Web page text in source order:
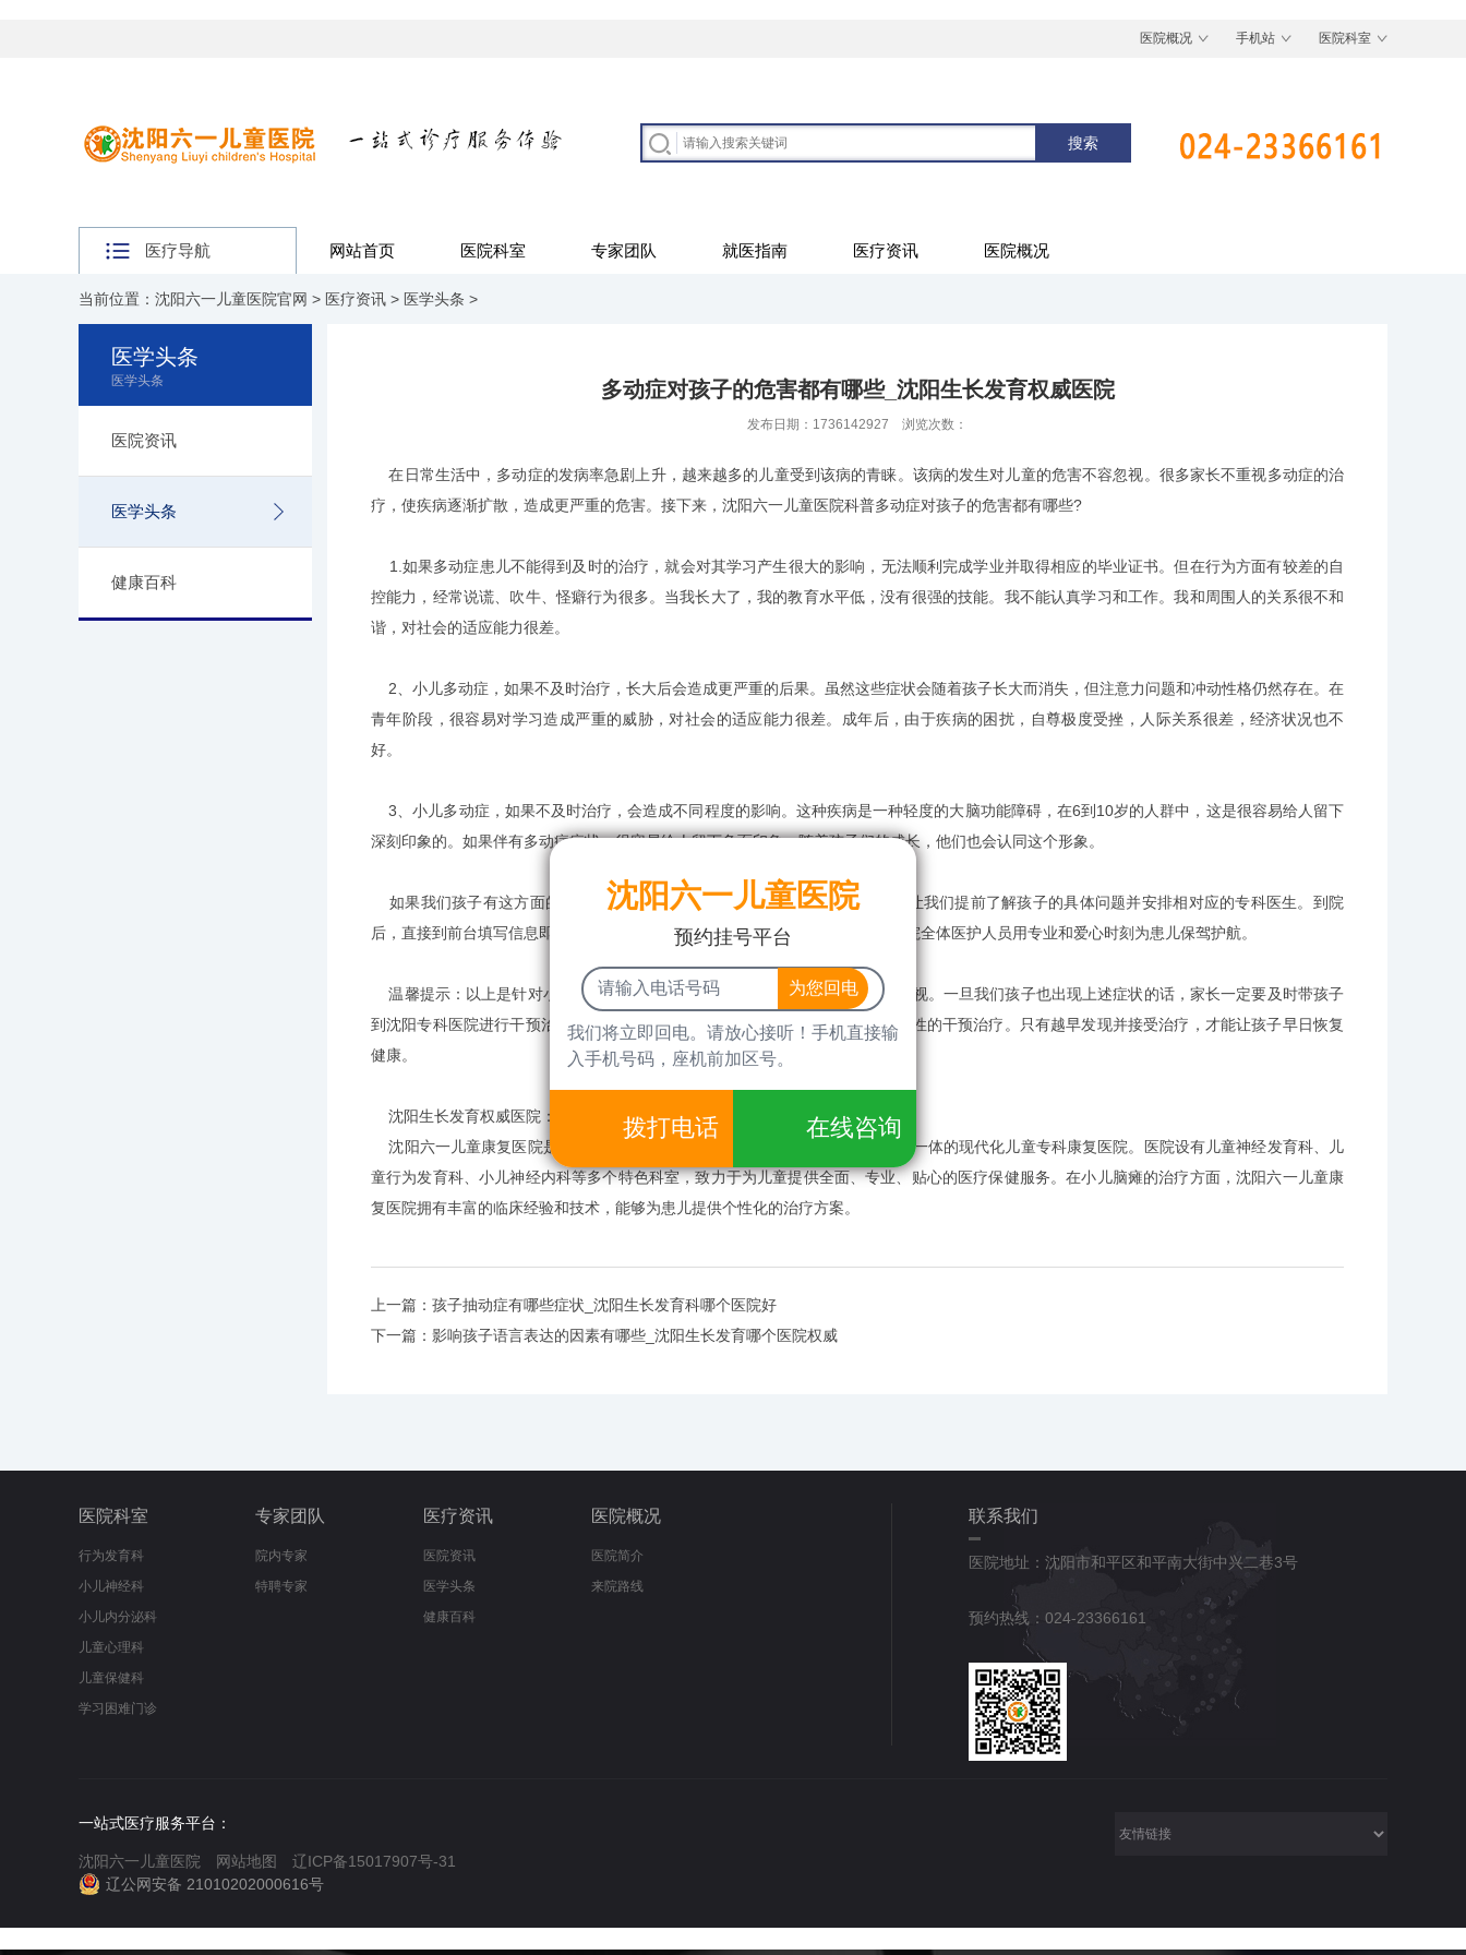
医院概况 手机站 医院科室
医疗导航 网站首页 医院科室 专家团队 就医指南 医疗资讯 医院概况
当前位置： 沈阳六一儿童医院官网 > 医疗资讯 > 医学头条 >
医学头条
医学头条
医院资讯
医学头条
健康百科
多动症对孩子的危害都有哪些_沈阳生长发育权威医院
发布日期：1736142927 浏览次数：
在日常生活中，多动症的发病率急剧上升，越来越多的儿童受到该病的青睐。该病的发生对儿童的危害不容忽视。很多家长不重视多动症的治
疗，使疾病逐渐扩散，造成更严重的危害。接下来，沈阳六一儿童医院科普多动症对孩子的危害都有哪些?
1.如果多动症患儿不能得到及时的治疗，就会对其学习产生很大的影响，无法顺利完成学业并取得相应的毕业证书。但在行为方面有较差的自
控能力，经常说谎、吹牛、怪癖行为很多。当我长大了，我的教育水平低，没有很强的技能。我不能认真学习和工作。我和周围人的关系很不和
谐，对社会的适应能力很差。
2、小儿多动症，如果不及时治疗，长大后会造成更严重的后果。虽然这些症状会随着孩子长大而消失，但注意力问题和冲动性格仍然存在。在
青年阶段，很容易对学习造成严重的威胁，对社会的适应能力很差。成年后，由于疾病的困扰，自尊极度受挫，人际关系很差，经济状况也不
好。
3、小儿多动症，如果不及时治疗，会造成不同程度的影响。这种疾病是一种轻度的大脑功能障碍，在6到10岁的人群中，这是很容易给人留下
深刻印象的。如果伴有多动症症状，很容易给人留下负面印象。随着孩子们的成长，他们也会认同这个形象。
如果我们孩子有这方面的疾病问题需要咨.询，可线上与值班医生直接沟通，让我们提前了解孩子的具体问题并安排相对应的专科医生。到院
后，直接到前台填写信息即可去诊室候诊，以便减少等待时间。沈阳六一儿童医院全体医护人员用专业和爱心时刻为患儿保驾护航。
温馨提示：以上是针对小儿多动症危害的相关介绍，希望我们家长能够引起重视。一旦我们孩子也出现上述症状的话，家长一定要及时带孩子
到沈阳专科医院进行干预治疗。医院会根据孩子不同的临床表现，给予孩子针对性的干预治疗。只有越早发现并接受治疗，才能让孩子早日恢复
健康。
沈阳生长发育权威医院：沈阳六一儿童康复医院简介
沈阳六一儿童康复医院是一所集医疗、保健、康复、科研、健康宣教和管理为一体的现代化儿童专科康复医院。医院设有儿童神经发育科、儿
童行为发育科、小儿神经内科等多个特色科室，致力于为儿童提供全面、专业、贴心的医疗保健服务。在小儿脑瘫的治疗方面，沈阳六一儿童康
复医院拥有丰富的临床经验和技术，能够为患儿提供个性化的治疗方案。
上一篇： 孩子抽动症有哪些症状_沈阳生长发育科哪个医院好
下一篇： 影响孩子语言表达的因素有哪些_沈阳生长发育哪个医院权威
医院科室
行为发育科
小儿神经科
小儿内分泌科
儿童心理科
儿童保健科
学习困难门诊
专家团队
院内专家
特聘专家
医疗资讯
医院资讯
医学头条
健康百科
医院概况
医院简介
来院路线
联系我们
医院地址：沈阳市和平区和平南大街中兴二巷3号
预约热线：024-23366161
一站式医疗服务平台：
沈阳六一儿童医院 网站地图
辽ICP备15017907号-31
辽公网安备 21010202000616号
沈阳六一儿童医院
预约挂号平台
我们将立即回电。请放心接听！手机直接输
入手机号码，座机前加区号。
拨打电话 在线咨询